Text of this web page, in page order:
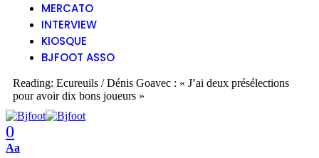
MERCATO
INTERVIEW
KIOSQUE
BJFOOT ASSO
Reading: Ecureuils / Dénis Goavec : « J’ai deux présélections
pour avoir dix bons joueurs »
0
Aa